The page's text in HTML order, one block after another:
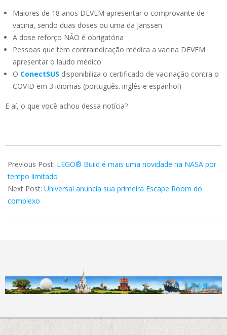
Maiores de 18 anos DEVEM apresentar o comprovante de
vacina, sendo duas doses ou uma da Janssen
A dose reforço NÃO é obrigatória
Pessoas que tem contraindicação médica a vacina DEVEM
apresentar o laudo médico
O ConectSUS disponibiliza o certificado de vacinação contra o
COVID em 3 idiomas (português. inglês e espanhol)
E aí, o que você achou dessa notícia?
06-
14
Previous Post: LEGO® Build é mais uma novidade na NASA por
tempo limitado
Next Post: Universal anuncia sua primeira Escape Room do
complexo